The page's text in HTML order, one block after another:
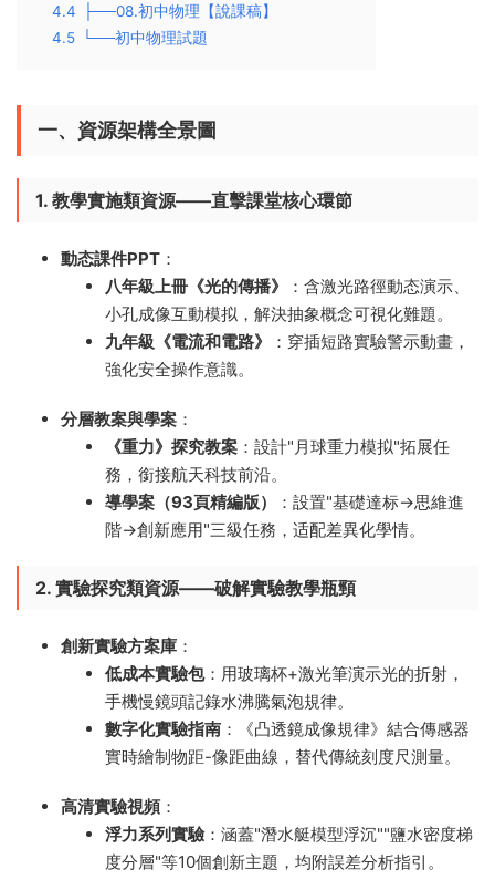
4.4
├──08.初中物理【說課稿】
4.5
└──初中物理試題
一、資源架構全景圖
1. 教學實施類資源——直擊課堂核心環節
動态課件PPT ​：
八年級上冊《光的傳播》​
​：含激光路徑動态演示、
小孔成像互動模拟，解決抽象概念可視化難題。
九年級《電流和電路》​
​：穿插短路實驗警示動畫，
強化安全操作意識。
分層教案與學案 ​：
​《重力》探究教案 ​：設計"月球重力模拟"拓展任
務，銜接航天科技前沿。
導學案（93頁精編版）​
​：設置"基礎達标→思維進
階→創新應用"三級任務，适配差異化學情。
2. 實驗探究類資源——破解實驗教學瓶頸
創新實驗方案庫 ​：
低成本實驗包​：用玻璃杯+激光筆演示光的折射，
手機慢鏡頭記錄水沸騰氣泡規律。
數字化實驗指南 ​：《凸透鏡成像規律》結合傳感器
實時繪制物距-像距曲線，替代傳統刻度尺測量。
高清實驗視頻​：
浮力系列實驗​：涵蓋"潛水艇模型浮沉""鹽水密度梯
度分層"等10個創新主題，均附誤差分析指引。